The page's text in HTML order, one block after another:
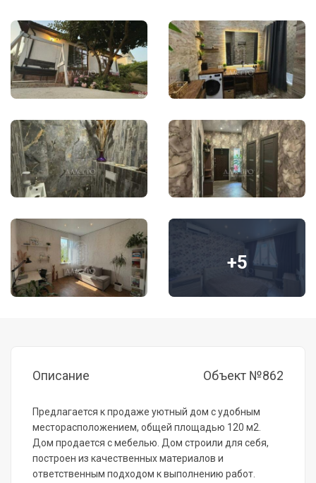
+5
Описание Объект №862
Предлагается к продаже уютный дом с удобным
месторасположением, общей площадью 120 м2.
Дом продается с мебелью. Дом строили для себя,
построен из качественных материалов и
ответственным подходом к выполнению работ.